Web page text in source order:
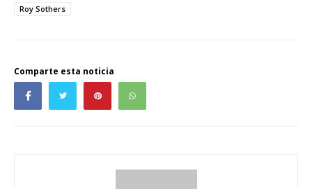
Roy Sothers
Comparte esta noticia